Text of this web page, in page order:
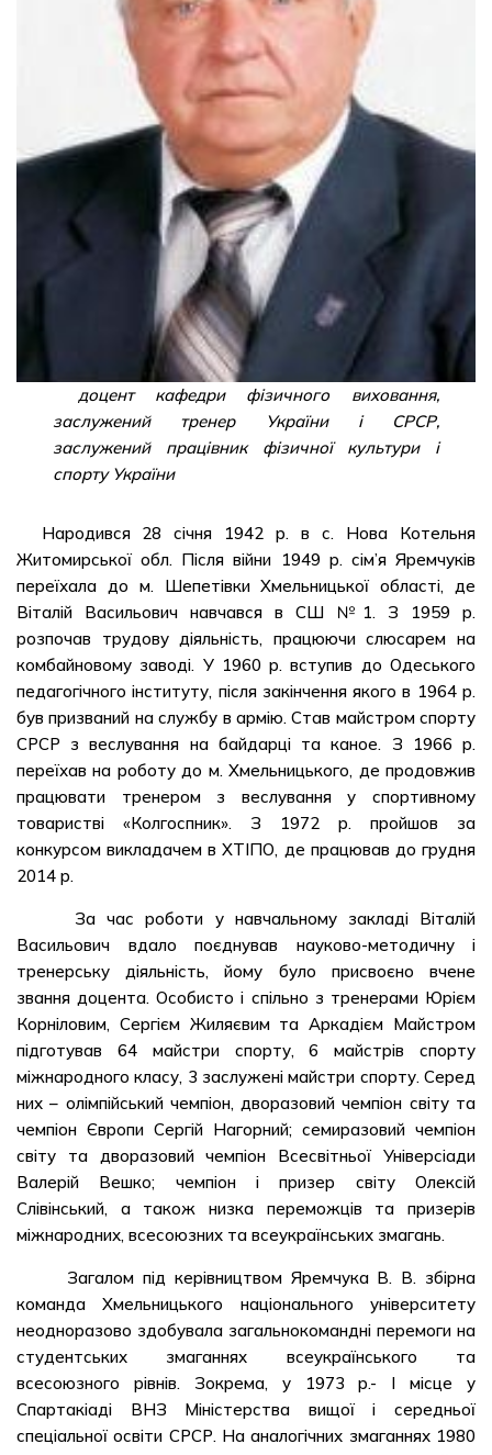
доцент кафедри фізичного виховання,
заслужений тренер України і СРСР,
заслужений працівник фізичної культури і
спорту України
Народився 28 січня 1942 р. в с. Нова Котельня
Житомирської обл. Після війни 1949 р. сім’я Яремчуків
переїхала до м. Шепетівки Хмельницької області, де
Віталій Васильович навчався в СШ №1. З 1959 р.
розпочав трудову діяльність, працюючи слюсарем на
комбайновому заводі. У 1960 р. вступив до Одеського
педагогічного інституту, після закінчення якого в 1964 р.
був призваний на службу в армію. Став майстром спорту
СРСР з веслування на байдарці та каное. З 1966 р.
переїхав на роботу до м. Хмельницького, де продовжив
працювати тренером з веслування у спортивному
товаристві «Колгоспник». З 1972 р. пройшов за
конкурсом викладачем в ХТІПО, де працював до грудня
2014 р.
За час роботи у навчальному закладі Віталій
Васильович вдало поєднував науково-методичну і
тренерську діяльність, йому було присвоєно вчене
звання доцента. Особисто і спільно з тренерами Юрієм
Корніловим, Сергієм Жиляєвим та Аркадієм Майстром
підготував 64 майстри спорту, 6 майстрів спорту
міжнародного класу, 3 заслужені майстри спорту. Серед
них – олімпійський чемпіон, дворазовий чемпіон світу та
чемпіон Європи Сергій Нагорний; семиразовий чемпіон
світу та дворазовий чемпіон Всесвітньої Універсіади
Валерій Вешко; чемпіон і призер світу Олексій
Слівінський, а також низка переможців та призерів
міжнародних, всесоюзних та всеукраїнських змагань.
Загалом під керівництвом Яремчука В. В. збірна
команда Хмельницького національного університету
неодноразово здобувала загальнокомандні перемоги на
студентських змаганнях всеукраїнського та
всесоюзного рівнів. Зокрема, у 1973 р.- І місце у
Спартакіаді ВНЗ Міністерства вищої і середньої
спеціальної освіти СРСР. На аналогічних змаганнях 1980